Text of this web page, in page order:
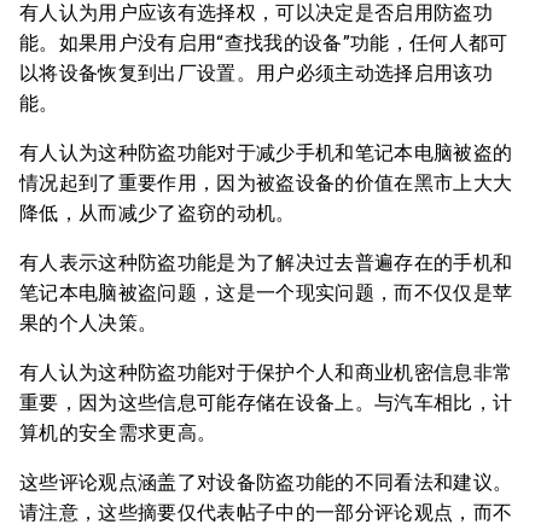
有人认为用户应该有选择权，可以决定是否启用防盗功
能。如果用户没有启用“查找我的设备”功能，任何人都可
以将设备恢复到出厂设置。用户必须主动选择启用该功
能。
有人认为这种防盗功能对于减少手机和笔记本电脑被盗的
情况起到了重要作用，因为被盗设备的价值在黑市上大大
降低，从而减少了盗窃的动机。
有人表示这种防盗功能是为了解决过去普遍存在的手机和
笔记本电脑被盗问题，这是一个现实问题，而不仅仅是苹
果的个人决策。
有人认为这种防盗功能对于保护个人和商业机密信息非常
重要，因为这些信息可能存储在设备上。与汽车相比，计
算机的安全需求更高。
这些评论观点涵盖了对设备防盗功能的不同看法和建议。
请注意，这些摘要仅代表帖子中的一部分评论观点，而不